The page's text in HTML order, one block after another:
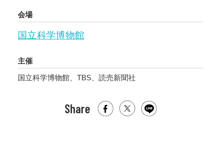
会場
国立科学博物館
主催
国立科学博物館、TBS、読売新聞社
Share